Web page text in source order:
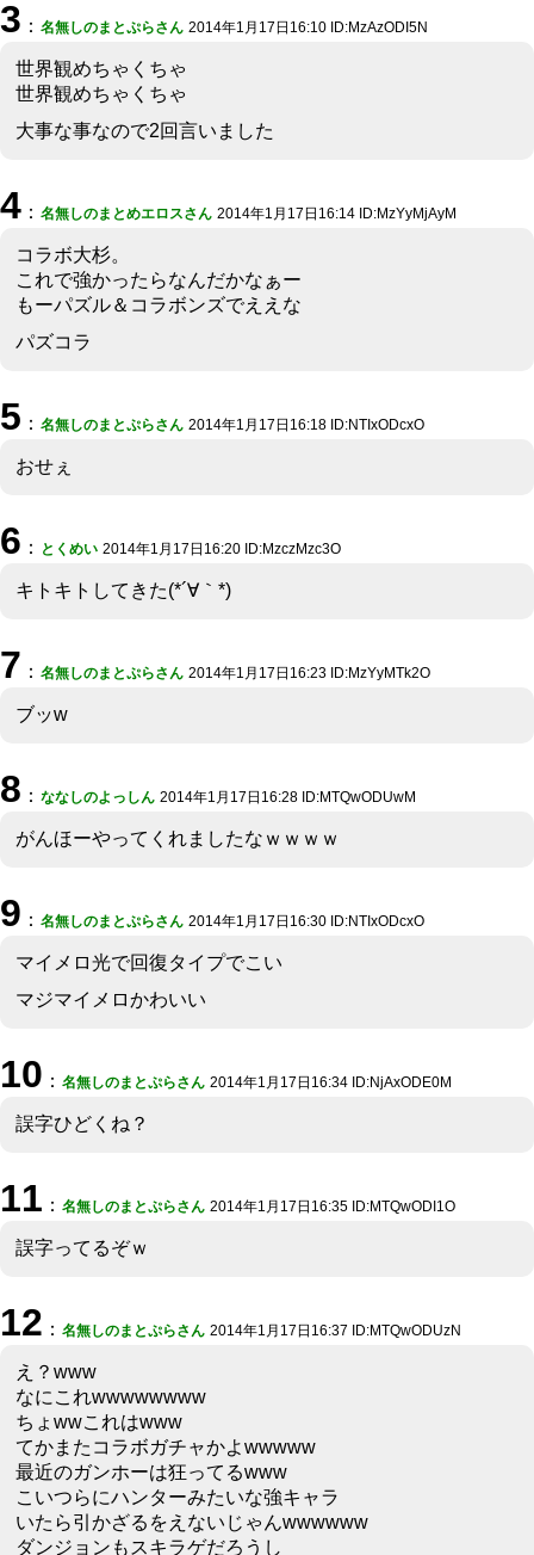
3 ： 名無しのまとぷらさん 2014年1月17日16:10 ID:MzAzODI5N
世界観めちゃくちゃ
世界観めちゃくちゃ
大事な事なので2回言いました
4 ： 名無しのまとめエロスさん 2014年1月17日16:14 ID:MzYyMjAyM
コラボ大杉。
これで強かったらなんだかなぁー
もーパズル＆コラボンズでええな
パズコラ
5 ： 名無しのまとぷらさん 2014年1月17日16:18 ID:NTIxODcxO
おせぇ
6 ： とくめい 2014年1月17日16:20 ID:MzczMzc3O
キトキトしてきた(*´∀｀*)
7 ： 名無しのまとぷらさん 2014年1月17日16:23 ID:MzYyMTk2O
ブッw
8 ： ななしのよっしん 2014年1月17日16:28 ID:MTQwODUwM
がんほーやってくれましたなｗｗｗｗ
9 ： 名無しのまとぷらさん 2014年1月17日16:30 ID:NTIxODcxO
マイメロ光で回復タイプでこい
マジマイメロかわいい
10 ： 名無しのまとぷらさん 2014年1月17日16:34 ID:NjAxODE0M
誤字ひどくね？
11 ： 名無しのまとぷらさん 2014年1月17日16:35 ID:MTQwODI1O
誤字ってるぞｗ
12 ： 名無しのまとぷらさん 2014年1月17日16:37 ID:MTQwODUzN
え？www
なにこれwwwwwwww
ちょwwこれはwww
てかまたコラボガチャかよwwwww
最近のガンホーは狂ってるwww
こいつらにハンターみたいな強キャラ
いたら引かざるをえないじゃんwwwwww
ダンジョンもスキラゲだろうし